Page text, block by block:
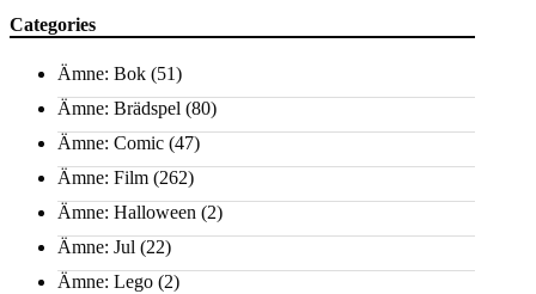
Categories
Ämne: Bok (51)
Ämne: Brädspel (80)
Ämne: Comic (47)
Ämne: Film (262)
Ämne: Halloween (2)
Ämne: Jul (22)
Ämne: Lego (2)